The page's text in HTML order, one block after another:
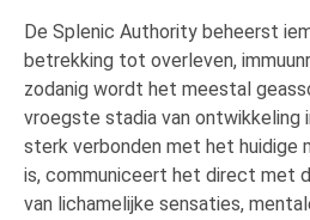
De Splenic Authority beheerst
betrekking tot overleven,
zodanig wordt het meestal
vroegste stadia van ontwikkeling
sterk verbonden met het huidige
is, communiceert het direct met
van lichamelijke sensaties,